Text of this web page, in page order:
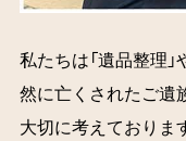
私たちは「遺品整理
然に亡くされたご遺
大切に考えておりま